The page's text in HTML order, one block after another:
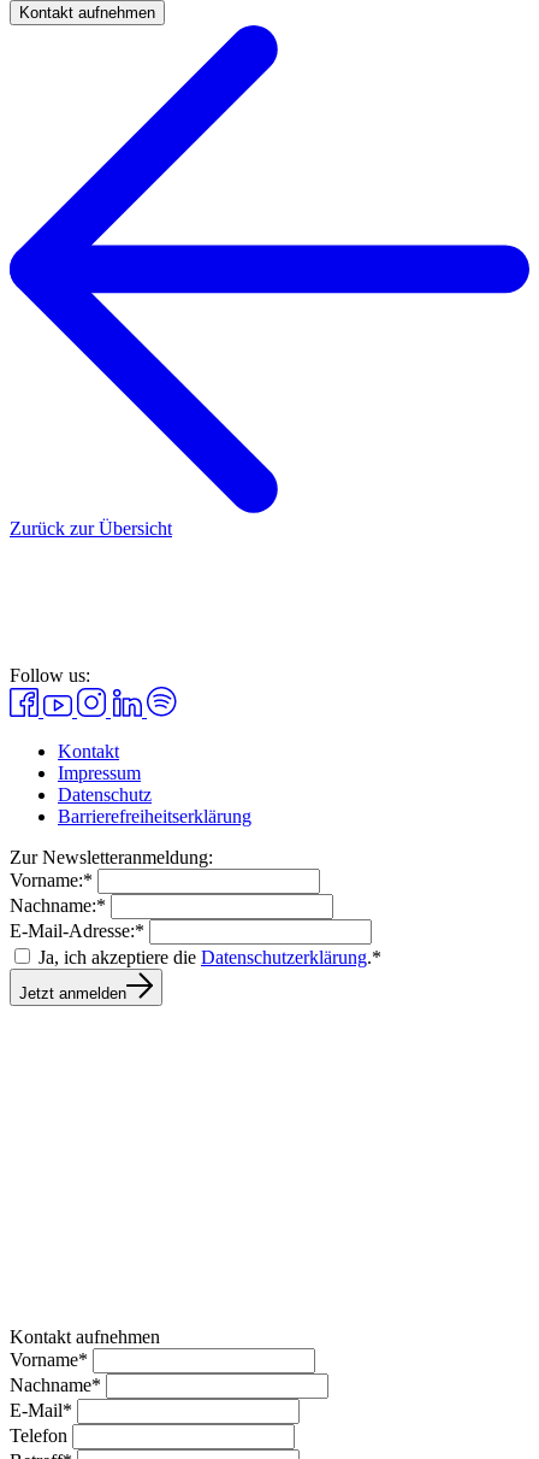
Kontakt aufnehmen
Zurück zur Übersicht
Follow us:
Kontakt
Impressum
Datenschutz
Barrierefreiheitserklärung
Zur Newsletteranmeldung:
Vorname:*
Nachname:*
E-Mail-Adresse:*
Ja, ich akzeptiere die Datenschutzerklärung.*
Jetzt anmelden
Kontakt aufnehmen
Vorname*
Nachname*
E-Mail*
Telefon